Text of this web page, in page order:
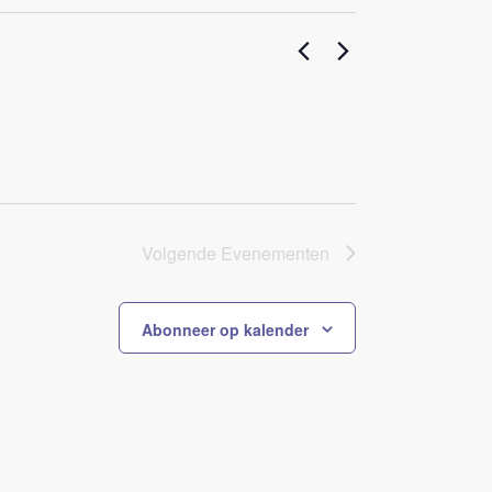
Volgende Evenementen
Abonneer op kalender